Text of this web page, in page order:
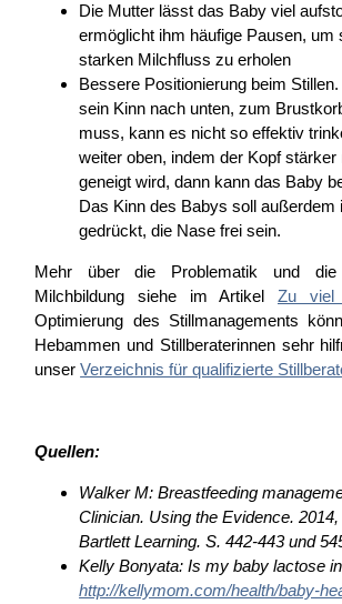
Die Mutter lässt das Baby viel
ermöglicht ihm häufige Pausen, um
starken Milchfluss zu erholen
Bessere Positionierung beim
sein Kinn nach unten, zum
muss, kann es nicht so effektiv
weiter oben, indem der Kopf stärker
geneigt wird, dann kann das Baby
Das Kinn des Babys soll außerdem
gedrückt, die Nase frei sein.
Mehr über die Problematik und die
Milchbildung siehe im Artikel Zu viel
Optimierung des Stillmanagements
Hebammen und Stillberaterinnen sehr
unserVerzeichnis für qualifizierte
Quellen:
Walker M: Breastfeeding
Clinician. Using the Evidence.
Bartlett Learning. S. 442-443 und
Kelly Bonyata: Is my baby lactose
http://kellymom.com/health/baby-